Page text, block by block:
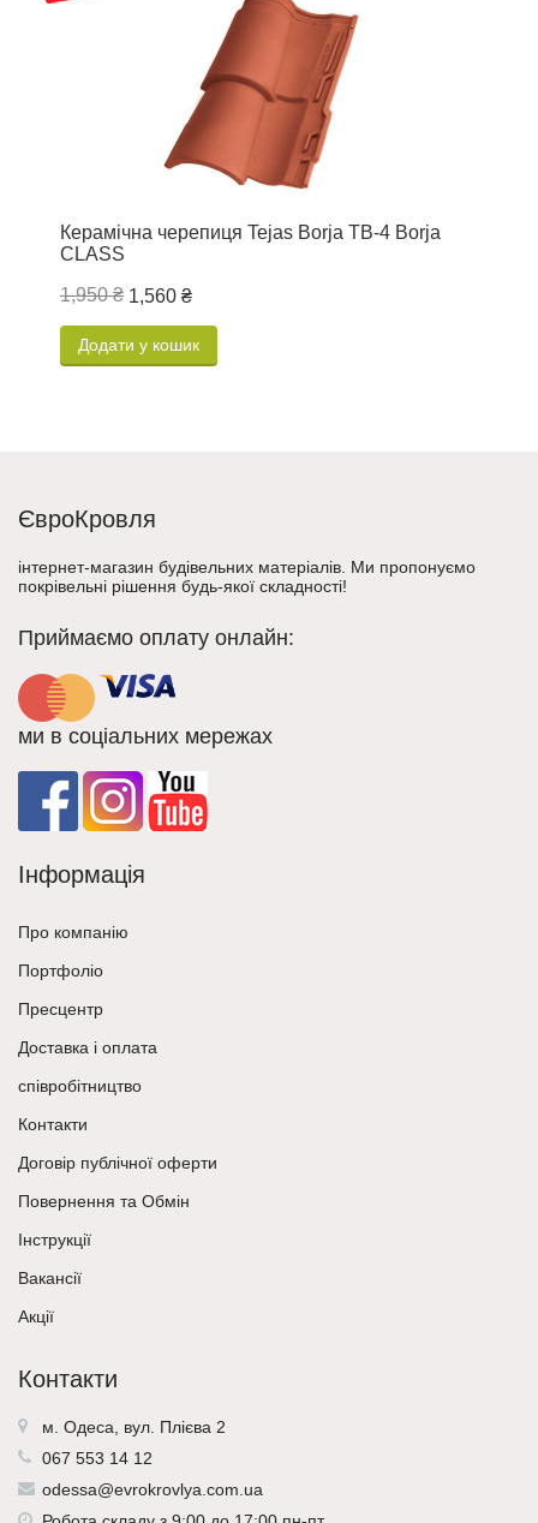
Керамічна черепиця Tejas Borja TB-4 Borja
CLASS
1,950 ₴ 1,560 ₴
Додати у кошик
ЄвроКровля
інтернет-магазин будівельних матеріалів. Ми пропонуємо
покрівельні рішення будь-якої складності!
Приймаємо оплату онлайн:
ми в соціальних мережах
Інформація
Про компанію
Портфоліо
Пресцентр
Доставка і оплата
співробітництво
Контакти
Договір публічної оферти
Повернення та Обмін
Інструкції
Вакансії
Акції
Контакти
м. Одеса, вул. Плієва 2
067 553 14 12
odessa@evrokrovlya.com.ua